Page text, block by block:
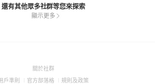
還有其他眾多社群等您來探索
顯示更多
關於社群(Open
戶準則 (Open
官方部落格 (Open
規則及政策(Open